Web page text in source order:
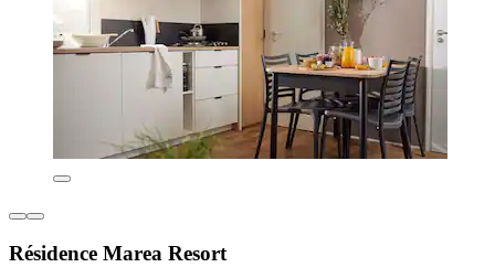
Résidence Marea Resort